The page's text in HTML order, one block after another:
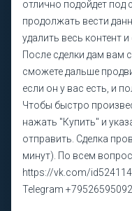
отлично подойдет под
продолжать вести
удалить весь контент
После сделки дам
сможете дальше
если он у вас есть, и
Чтобы быстро
нажать "Купить" и
отправить. Сделка
минут). По всем
https://vk.com/
Telegram +79526595092